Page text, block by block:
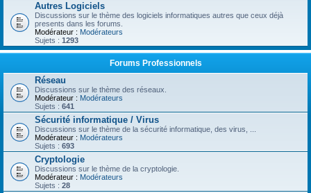
Autres Logiciels
Discussions sur le thème des logiciels informatiques autres que ceux déjà
presents dans les forums.
Modérateur : Modérateurs
Sujets : 1293
Forums Professionnels
Réseau
Discussions sur le thème des réseaux.
Modérateur : Modérateurs
Sujets : 641
Sécurité informatique / Virus
Discussions sur le thème de la sécurité informatique, des virus, ...
Modérateur : Modérateurs
Sujets : 693
Cryptologie
Discussions sur le thème de la cryptologie.
Modérateur : Modérateurs
Sujets : 28